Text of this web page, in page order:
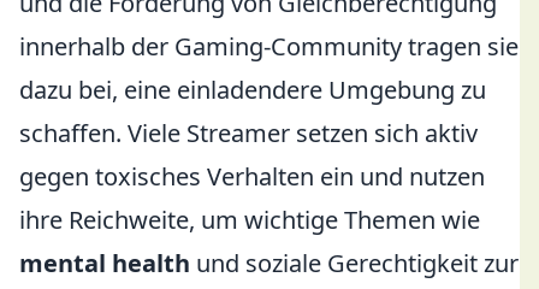
innerhalb der Gaming-Community tragen sie
dazu bei, eine einladendere Umgebung zu
schaffen. Viele Streamer setzen sich aktiv
gegen toxisches Verhalten ein und nutzen
ihre Reichweite, um wichtige Themen wie
mental health und soziale Gerechtigkeit zur